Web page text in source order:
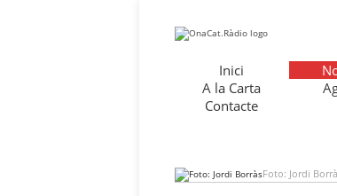
Inici
A la Carta
Contacte
Foto: Jordi